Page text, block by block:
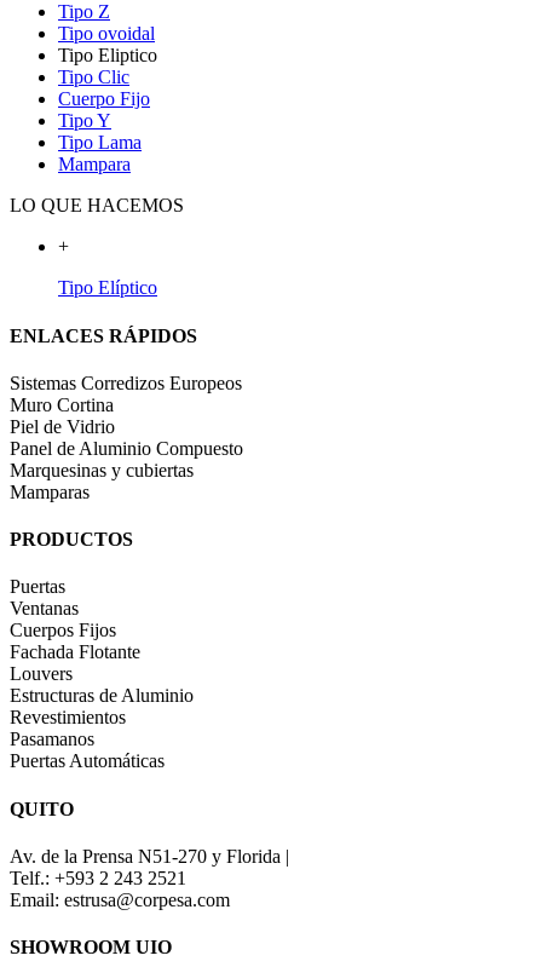
Tipo Z
Tipo ovoidal
Tipo Eliptico
Tipo Clic
Cuerpo Fijo
Tipo Y
Tipo Lama
Mampara
LO QUE HACEMOS
+
Tipo Elíptico
ENLACES RÁPIDOS
Sistemas Corredizos Europeos
Muro Cortina
Piel de Vidrio
Panel de Aluminio Compuesto
Marquesinas y cubiertas
Mamparas
PRODUCTOS
Puertas
Ventanas
Cuerpos Fijos
Fachada Flotante
Louvers
Estructuras de Aluminio
Revestimientos
Pasamanos
Puertas Automáticas
QUITO
Av. de la Prensa N51-270 y Florida |
Telf.: +593 2 243 2521
Email: estrusa@corpesa.com
SHOWROOM UIO